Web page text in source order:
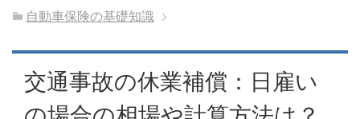
自動車保険の基礎知識
交通事故の休業補償：日雇い